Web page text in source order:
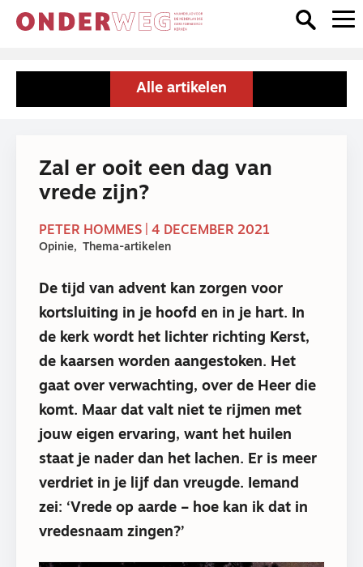
Alle artikelen
Zal er ooit een dag van
vrede zijn?
PETER HOMMES | 4 DECEMBER 2021
Opinie Thema-artikelen
De tijd van advent kan zorgen voor
kortsluiting in je hoofd en in je hart. In
de kerk wordt het lichter richting Kerst,
de kaarsen worden aangestoken. Het
gaat over verwachting, over de Heer die
komt. Maar dat valt niet te rijmen met
jouw eigen ervaring, want het huilen
staat je nader dan het lachen. Er is meer
verdriet in je lijf dan vreugde. Iemand
zei: ‘Vrede op aarde – hoe kan ik dat in
vredesnaam zingen?’